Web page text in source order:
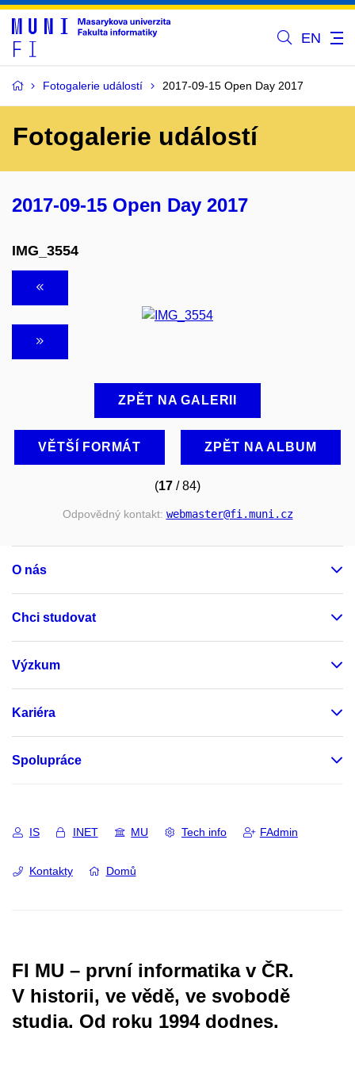
EN
Fotogalerie událostí 2017-09-15 Open Day 2017
Fotogalerie událostí
2017-09-15 Open Day 2017
IMG_3554
ZPĚT NA GALERII
VĚTŠÍ FORMÁT ZPĚT NA ALBUM
(17 / 84)
Odpovědný kontakt: webmaster@fi.muni.cz
O nás
Chci studovat
Výzkum
Kariéra
Spolupráce
IS INET MU Tech info FAdmin
Kontakty Domů
FI MU – první informatika v ČR.
V historii, ve vědě, ve svobodě
studia. Od roku 1994 dodnes.